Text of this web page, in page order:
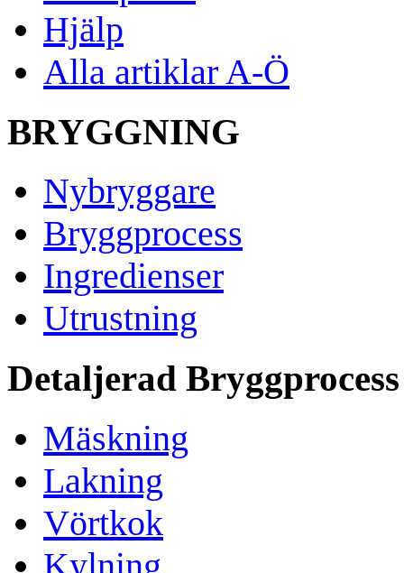
Hjälp
Alla artiklar A-Ö
BRYGGNING
Nybryggare
Bryggprocess
Ingredienser
Utrustning
Detaljerad Bryggprocess
Mäskning
Lakning
Vörtkok